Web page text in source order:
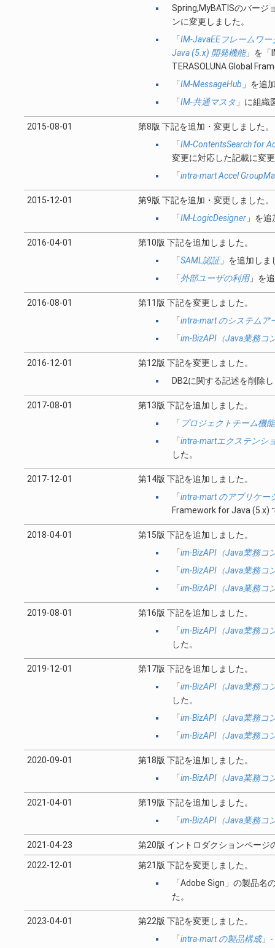
Spring,MyBATISのバージ
ンに変更しました。
「IM-JavaEEフレームワー
Java (5.x) 開発機能」を「
TERASOLUNA Global
「IM-MessageHub 」を追
「IM-共通マスタ」に組織
2015-08-01
第8版 下記を追加・変更しました。
「IM-ContentsSearch for
変更に対応した記載に変
「intra-mart Accel
2015-12-01
第9版 下記を追加・変更しました。
「IM-LogicDesigner」を追
2016-04-01
第10版 下記を追加しました。
「SAML認証」を追加しま
「外部ユーザの利用」を
2016-08-01
第11版 下記を変更しました。
「intra-mart のシステムア
「im-BizAPI（Java業務コ
2016-12-01
第12版 下記を変更しました。
DB2に関する記述を削除
2017-08-01
第13版 下記を追加しました。
「 プロジェクトチーム機能
「intra-martエクステンシ
した。
2017-12-01
第14版 下記を追加しました。
「intra-mart のアプリケー
Framework for Java (5.x)
2018-04-01
第15版 下記を追加しました。
「im-BizAPI（Java業務コ
「im-BizAPI（Java業務コ
「im-BizAPI（Java業務コ
2019-08-01
第16版 下記を追加しました。
「im-BizAPI（Java業務コ
した。
2019-12-01
第17版 下記を追加しました。
「im-BizAPI（Java業務コ
した。
「im-BizAPI（Java業務コ
「im-BizAPI（Java業務コ
2020-09-01
第18版 下記を追加しました。
「im-BizAPI（Java業務コ
2021-04-01
第19版 下記を追加しました。
「im-BizAPI（Java業務コ
2021-04-23 第20版 イントロダクションページ
2022-12-01
第21版 下記を変更しました。
「Adobe Sign」の製品
た。
2023-04-01
第22版 下記を変更しました。
「intra-mart の製品構成」-